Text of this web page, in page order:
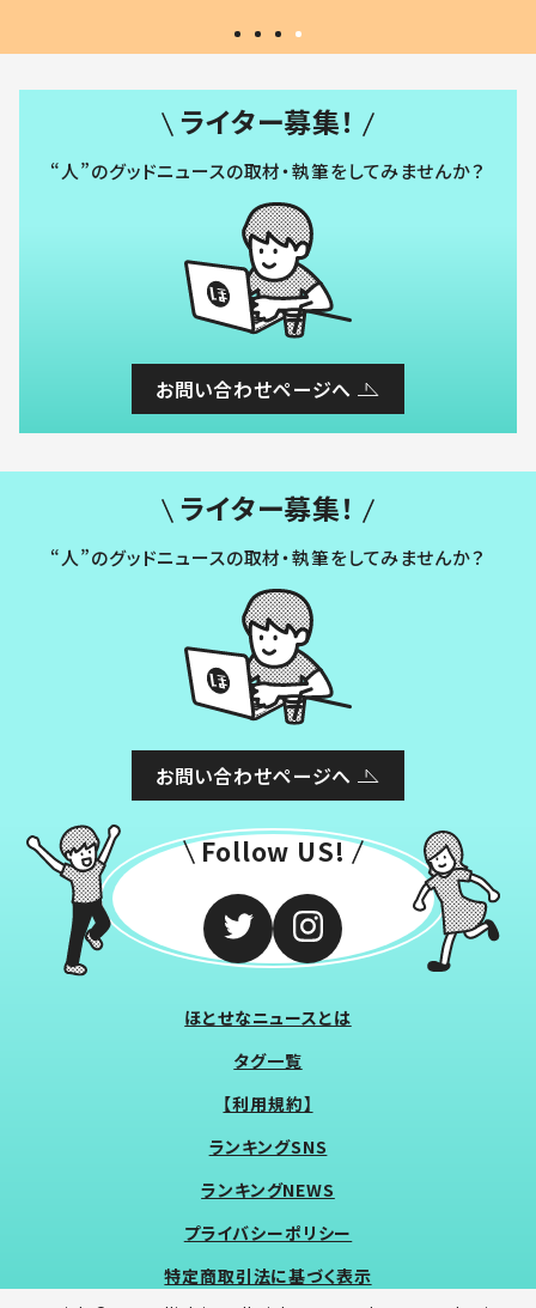
ライター募集！
“人”のグッドニュースの取材・執筆をしてみませんか？
お問い合わせページへ
ライター募集！
“人”のグッドニュースの取材・執筆をしてみませんか？
お問い合わせページへ
Follow US!
ほとせなニュースとは
タグ一覧
【利用規約】
ランキングSNS
ランキングNEWS
プライバシーポリシー
特定商取引法に基づく表示